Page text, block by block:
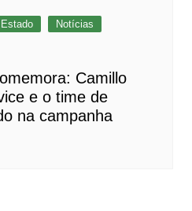
Notícias
Camillo
e o time de
na campanha